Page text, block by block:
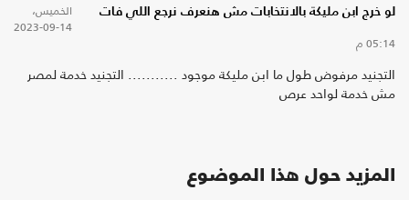
لو خرج ابن مليكة بالانتخابات مش هنعرف نرجع اللي فات
الخميس،
14-09-2023
05:14 م
التجنيد مرفوض طول ما ابن مليكة موجود ........... التجنيد خدمة لمصر
مش خدمة لواحد عرص
المزيد حول هذا الموضوع